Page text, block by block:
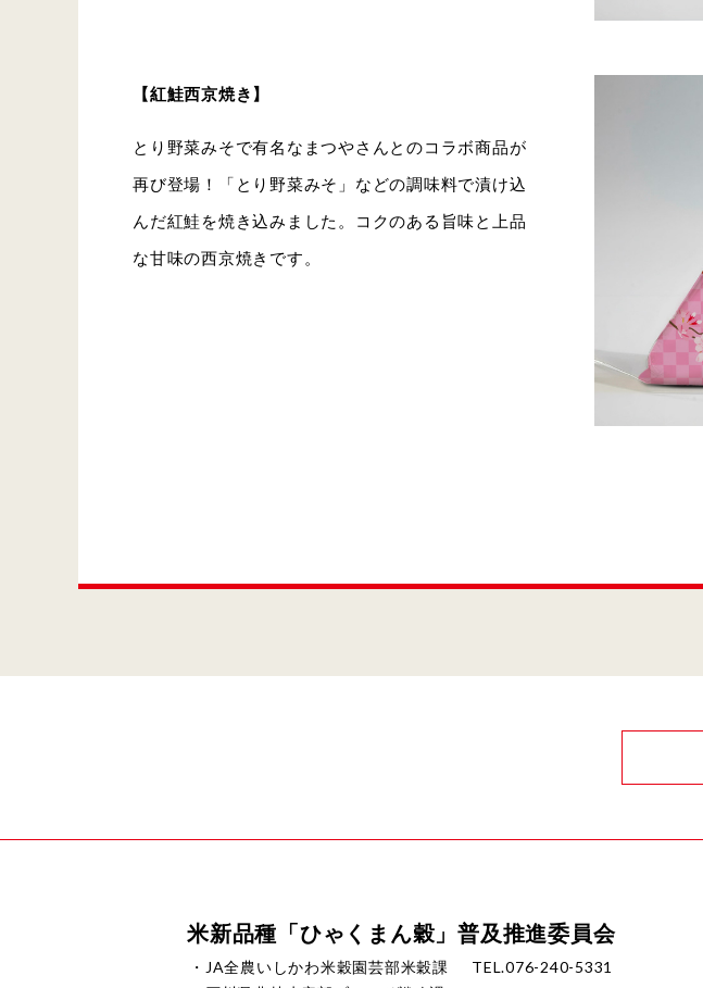
【紅鮭西京焼き】
とり野菜みそで有名なまつやさんとのコラボ商品が
再び登場！「とり野菜みそ」などの調味料で漬け込
んだ紅鮭を焼き込みました。コクのある旨味と上品
な甘味の西京焼きです。
米新品種「ひゃくまん穀」普及推進委員会
・JA全農いしかわ米穀園芸部米穀課
TEL.076-240-5331